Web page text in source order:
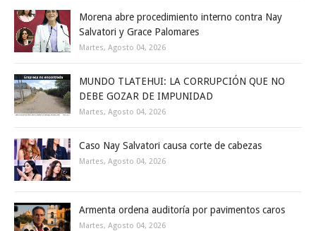
Morena abre procedimiento interno contra Nay
Salvatori y Grace Palomares
Martes, Agosto 04, 2026
MUNDO TLATEHUI: LA CORRUPCIÓN QUE NO
DEBE GOZAR DE IMPUNIDAD
Martes, Agosto 04, 2026
Caso Nay Salvatori causa corte de cabezas
Martes, Agosto 04, 2026
Armenta ordena auditoría por pavimentos caros
Martes, Agosto 04, 2026